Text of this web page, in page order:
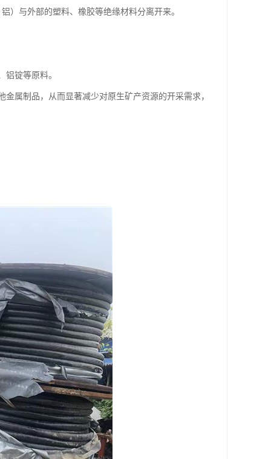
）与外部的塑料、橡胶等绝缘材料分离开来。
锭等原料。
属制品，从而显著减少对原生矿产资源的开采需求，